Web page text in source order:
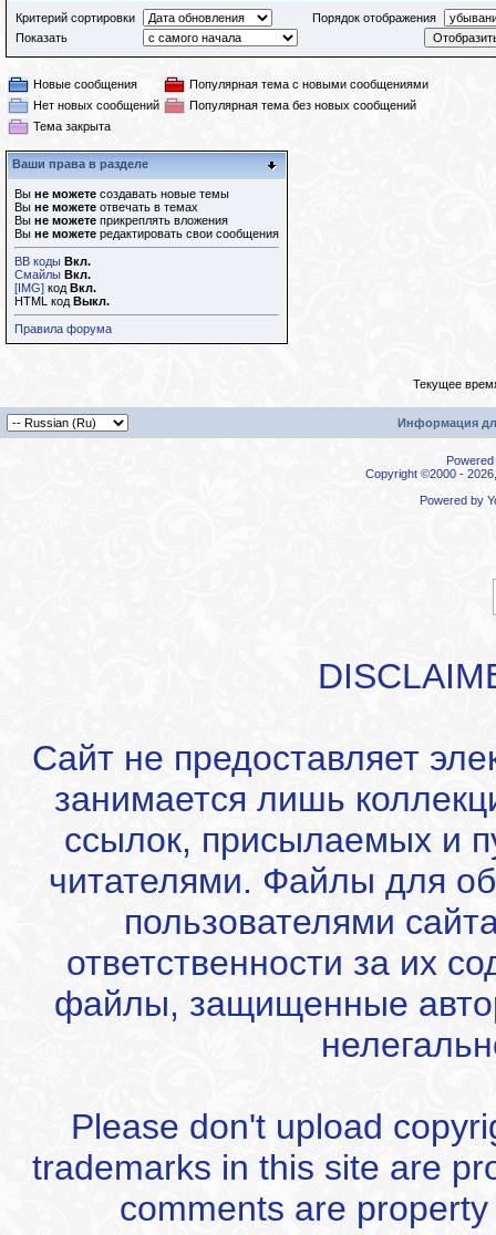
Критерий сортировки
Порядок отображения
Показать
Новые сообщения
Популярная тема с новыми сообщениями
Нет новых сообщений
Популярная тема без новых сообщений
Тема закрыта
Ваши права в разделе
Вы не можете создавать новые темы
Вы не можете отвечать в темах
Вы не можете прикреплять вложения
Вы не можете редактировать свои сообщения
BB коды Вкл.
Смайлы Вкл.
[IMG] код Вкл.
HTML код Выкл.
Правила форума
Текущее
Информация
Copyright ©2000 -
Powered by
Сайт не предоставляет
занимается лишь
ссылок, присылаемых и
читателями. Файлы для
пользователями
ответственности за их
файлы, защищенные
Please don't upload
trademarks in this site are
comments are